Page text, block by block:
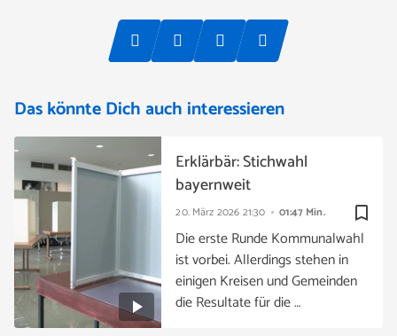
Das könnte Dich auch interessieren
bookmark_border
20. März 2026 21:30 01:47 Min.
Erklärbär: Stichwahl
bayernweit
Die erste Runde Kommunalwahl
ist vorbei. Allerdings stehen in
einigen Kreisen und Gemeinden
die Resultate für die …